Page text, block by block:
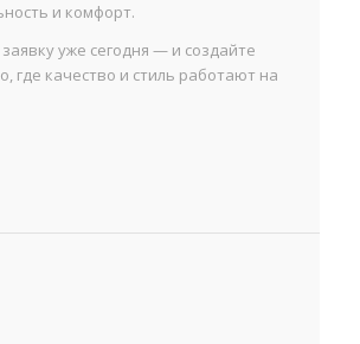
и комфорт.
уже сегодня — и создайте
где качество и стиль работают на